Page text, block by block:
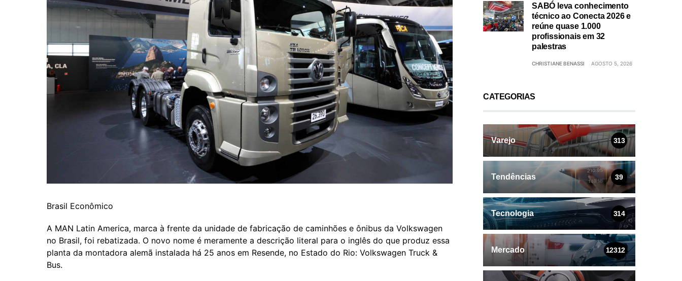
Brasil Econômico
A MAN Latin America, marca à frente da unidade de fabricação de caminhões e ônibus da Volkswagen
no Brasil, foi rebatizada. O novo nome é meramente a descrição literal para o inglês do que produz essa
planta da montadora alemã instalada há 25 anos em Resende, no Estado do Rio: Volkswagen Truck &
Bus.
SABÓ leva conhecimento
técnico ao Conecta 2026 e
reúne quase 1.000
profissionais em 32
palestras
CHRISTIANE BENASSI AGOSTO 5, 2026
CATEGORIAS
Varejo 313
Tendências 39
Tecnologia 314
Mercado 12312